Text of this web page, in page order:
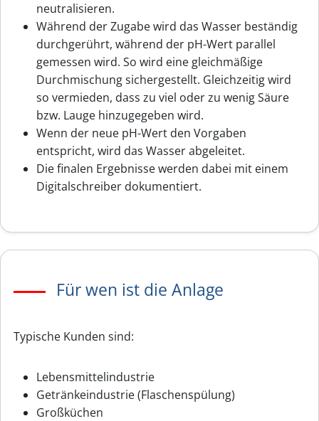
neutralisieren.
Während der Zugabe wird das Wasser beständig
durchgerührt, während der pH-Wert parallel
gemessen wird. So wird eine gleichmäßige
Durchmischung sichergestellt. Gleichzeitig wird
so vermieden, dass zu viel oder zu wenig Säure
bzw. Lauge hinzugegeben wird.
Wenn der neue pH-Wert den Vorgaben
entspricht, wird das Wasser abgeleitet.
Die finalen Ergebnisse werden dabei mit einem
Digitalschreiber dokumentiert.
Für wen ist die Anlage
Typische Kunden sind:
Lebensmittelindustrie
Getränkeindustrie (Flaschenspülung)
Großküchen